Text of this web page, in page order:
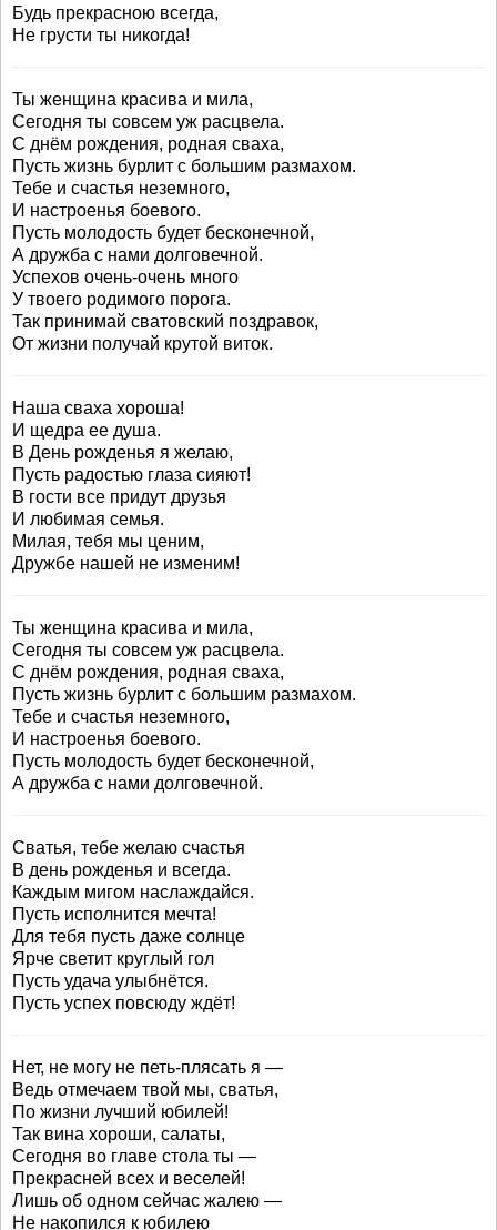
Будь прекрасною всегда,
Не грусти ты никогда!
Ты женщина красива и мила,
Сегодня ты совсем уж расцвела.
С днём рождения, родная сваха,
Пусть жизнь бурлит с большим размахом.
Тебе и счастья неземного,
И настроенья боевого.
Пусть молодость будет бесконечной,
А дружба с нами долговечной.
Успехов очень-очень много
У твоего родимого порога.
Так принимай сватовский поздравок,
От жизни получай крутой виток.
Наша сваха хороша!
И щедра ее душа.
В День рожденья я желаю,
Пусть радостью глаза сияют!
В гости все придут друзья
И любимая семья.
Милая, тебя мы ценим,
Дружбе нашей не изменим!
Ты женщина красива и мила,
Сегодня ты совсем уж расцвела.
С днём рождения, родная сваха,
Пусть жизнь бурлит с большим размахом.
Тебе и счастья неземного,
И настроенья боевого.
Пусть молодость будет бесконечной,
А дружба с нами долговечной.
Сватья, тебе желаю счастья
В день рожденья и всегда.
Каждым мигом наслаждайся.
Пусть исполнится мечта!
Для тебя пусть даже солнце
Ярче светит круглый гол
Пусть удача улыбнётся.
Пусть успех повсюду ждёт!
Нет, не могу не петь-плясать я —
Ведь отмечаем твой мы, сватья,
По жизни лучший юбилей!
Так вина хороши, салаты,
Сегодня во главе стола ты —
Прекрасней всех и веселей!
Лишь об одном сейчас жалею —
Не накопился к юбилею